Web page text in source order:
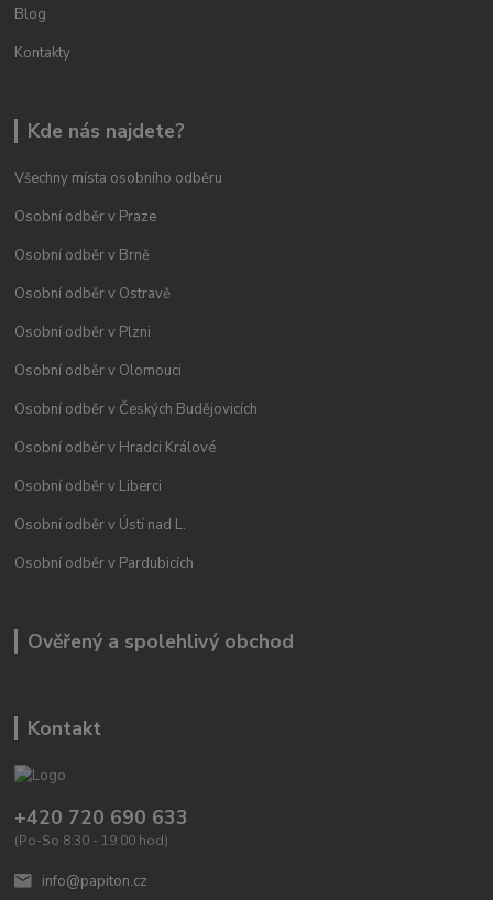
Blog
Kontakty
Kde nás najdete?
Všechny místa osobního odběru
Osobní odběr v Praze
Osobní odběr v Brně
Osobní odběr v Ostravě
Osobní odběr v Plzni
Osobní odběr v Olomouci
Osobní odběr v Českých Budějovicích
Osobní odběr v Hradci Králové
Osobní odběr v Liberci
Osobní odběr v Ústí nad L.
Osobní odběr v Pardubicích
Ověřený a spolehlivý obchod
Kontakt
+420 720 690 633
(Po-So 8:30 - 19:00 hod)
info@papiton.cz